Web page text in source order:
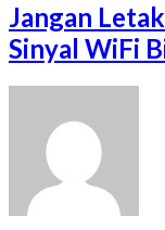
Jangan
Sinyal WiFi